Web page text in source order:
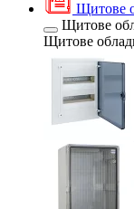
Щитове
Щитове
Щитове